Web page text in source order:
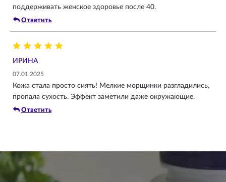
поддерживать женское здоровье после 40.
Ответить
ИРИНА
07.01.2025
Кожа стала просто сиять! Мелкие морщинки разгладились,
пропала сухость. Эффект заметили даже окружающие.
Ответить